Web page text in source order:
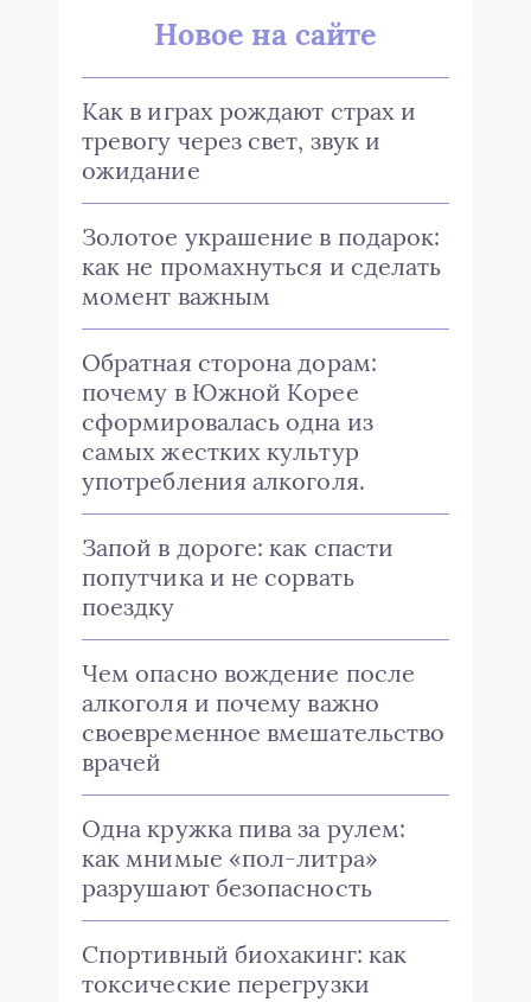
Новое на сайте
Как в играх рождают страх и
тревогу через свет, звук и
ожидание
Золотое украшение в подарок:
как не промахнуться и сделать
момент важным
Обратная сторона дорам:
почему в Южной Корее
сформировалась одна из
самых жестких культур
употребления алкоголя.
Запой в дороге: как спасти
попутчика и не сорвать
поездку
Чем опасно вождение после
алкоголя и почему важно
своевременное вмешательство
врачей
Одна кружка пива за рулем:
как мнимые «пол-литра»
разрушают безопасность
Спортивный биохакинг: как
токсические перегрузки